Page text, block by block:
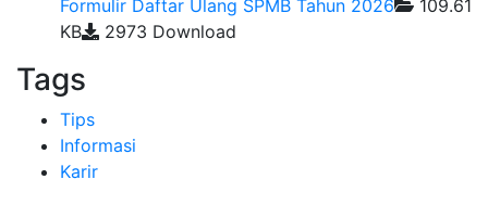
Formulir Daftar Ulang SPMB Tahun 2026
109.61
KB
2973 Download
Tags
Tips
Informasi
Karir